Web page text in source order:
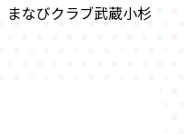
まなびクラブ武蔵小杉